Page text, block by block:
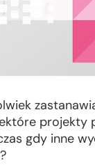
projekty
gdy inne